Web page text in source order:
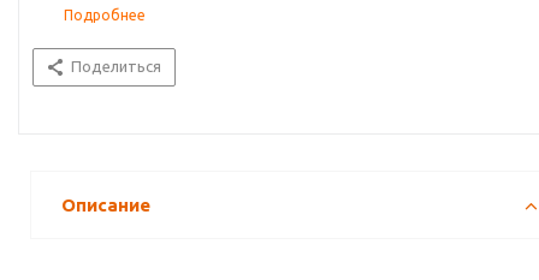
Подробнее
Поделиться
Описание